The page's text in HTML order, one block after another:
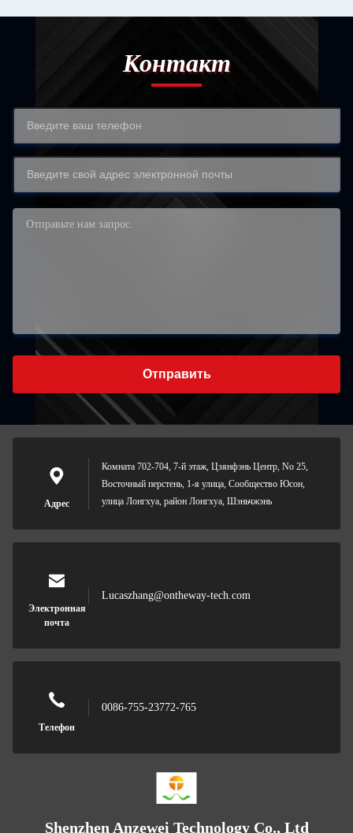
Контакт
Отправить
Адрес
Комната 702-704, 7-й этаж, Цзянфэнь Центр, No 25,
Восточный перстень, 1-я улица, Сообщество Юсон,
улица Лонгхуа, район Лонгхуа, Шэньчжэнь
Электронная
почта
Lucaszhang@ontheway-tech.com
Телефон
0086-755-23772-765
Shenzhen Anzewei Technology Co., Ltd